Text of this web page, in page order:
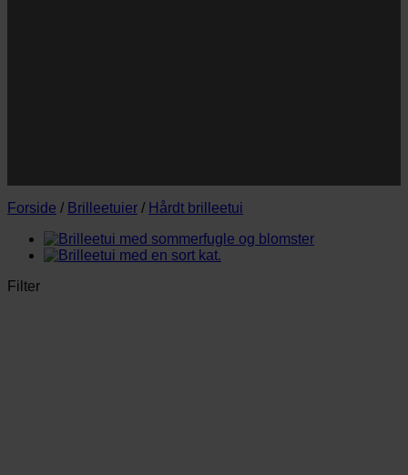
Forside / Brilleetuier / Hårdt brilleetui
Filter